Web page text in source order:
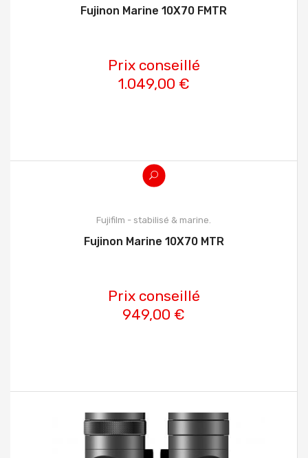
Fujinon Marine 10X70 FMTR
Prix conseillé
1.049,00 €
Fujifilm - stabilisé & marine.
Fujinon Marine 10X70 MTR
Prix conseillé
949,00 €